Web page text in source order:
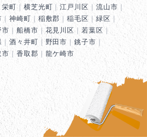
栄町｜ 横芝光町 ｜江戸川区 ｜流山市 ｜
｜ 神崎町 ｜ 稲敷郡 ｜稲毛区 ｜緑区 ｜
市 ｜ 船橋市 ｜ 花見川区｜若葉区｜
｜ 酒々井町 ｜ 野田市 ｜銚子市 ｜
市 ｜ 香取郡 ｜ 龍ケ崎市